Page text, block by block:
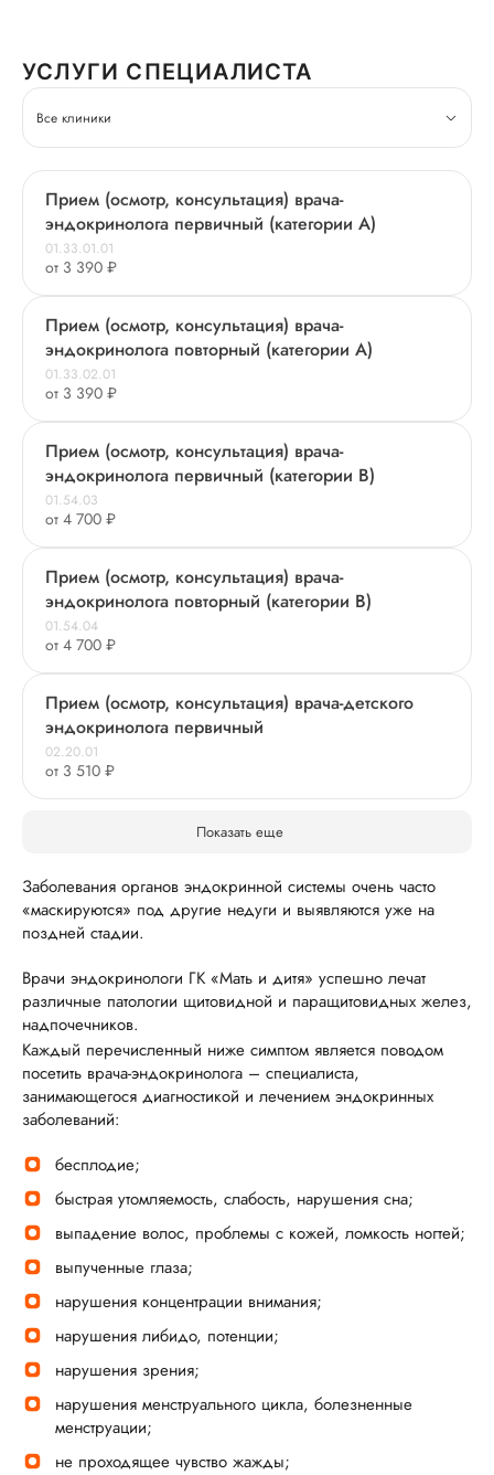
УСЛУГИ СПЕЦИАЛИСТА
Все клиники
Прием (осмотр, консультация) врача-
эндокринолога первичный (категории А)
01.33.01.01
от 3 390 ₽
Прием (осмотр, консультация) врача-
эндокринолога повторный (категории А)
01.33.02.01
от 3 390 ₽
Прием (осмотр, консультация) врача-
эндокринолога первичный (категории В)
01.54.03
от 4 700 ₽
Прием (осмотр, консультация) врача-
эндокринолога повторный (категории В)
01.54.04
от 4 700 ₽
Прием (осмотр, консультация) врача-детского
эндокринолога первичный
02.20.01
от 3 510 ₽
Показать еще
Заболевания органов эндокринной системы очень часто
«маскируются» под другие недуги и выявляются уже на
поздней стадии.
Врачи эндокринологи ГК «Мать и дитя» успешно лечат
различные патологии щитовидной и паращитовидных желез,
надпочечников.
Каждый перечисленный ниже симптом является поводом
посетить врача-эндокринолога – специалиста,
занимающегося диагностикой и лечением эндокринных
заболеваний:
бесплодие;
быстрая утомляемость, слабость, нарушения сна;
выпадение волос, проблемы с кожей, ломкость ногтей;
выпученные глаза;
нарушения концентрации внимания;
нарушения либидо, потенции;
нарушения зрения;
нарушения менструального цикла, болезненные
менструации;
не проходящее чувство жажды;